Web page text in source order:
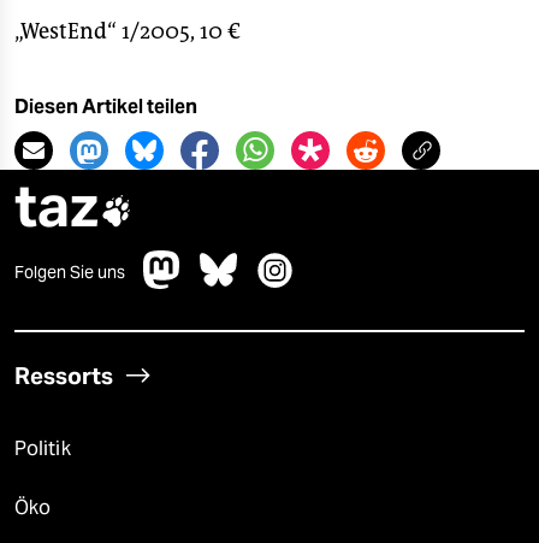
„WestEnd“ 1/2005, 10 €
Diesen Artikel teilen
taz
Folgen Sie uns
Ressorts
Politik
Öko